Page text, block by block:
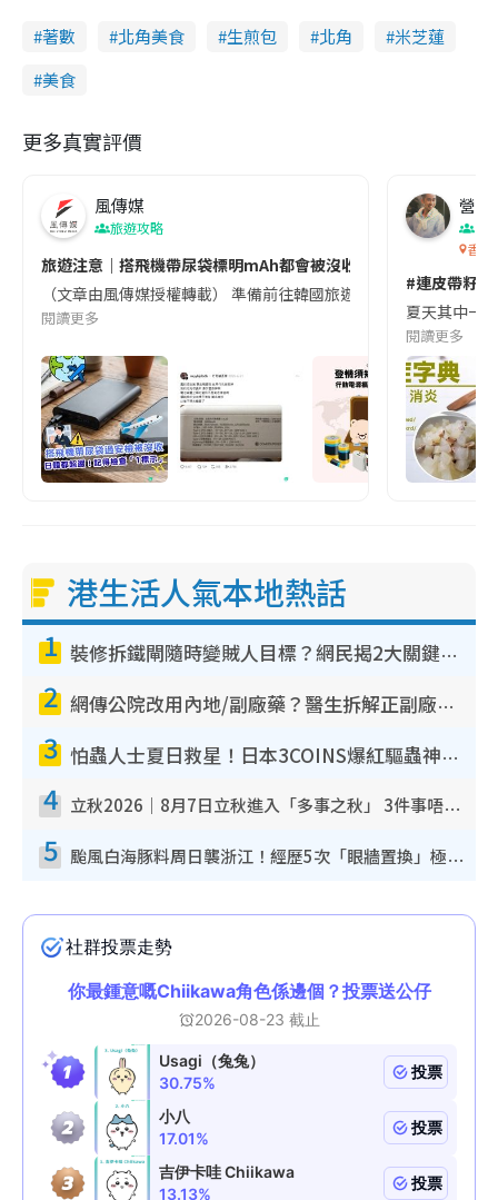
著數 北角美食 生煎包 北角
米芝蓮
美食
更多真實評價
風傳媒
旅遊攻略
旅遊注意｜搭飛機帶尿袋標明mAh都會被沒收😱出發前切記檢查
（文章由風傳媒授權轉載） 準備前往韓國旅遊的民眾，近期要
閱讀更多
營養
香港
#連皮帶籽
夏天其中一
閱讀更多
港生活人氣本地熱話
1 裝修拆鐵閘隨時變賊人目標？網民揭2大關鍵用途：裝新式等於白裝？附新舊鐵閘分別
2 網傳公院改用內地/副廠藥？醫生拆解正副廠分別 揭4類人換藥隨時出事
3 怕蟲人士夏日救星！日本3COINS爆紅驅蟲神器$45起 1招「全程免觸碰」輕鬆搞定小強
4 立秋2026｜8月7日立秋進入「多事之秋」 3件事唔做得！專家教6招開運 清枱頭／銀包納氣接好運
5 颱風白海豚料周日襲浙江！經歷5次「眼牆置換」極罕見 成登陸內地最長途颱風